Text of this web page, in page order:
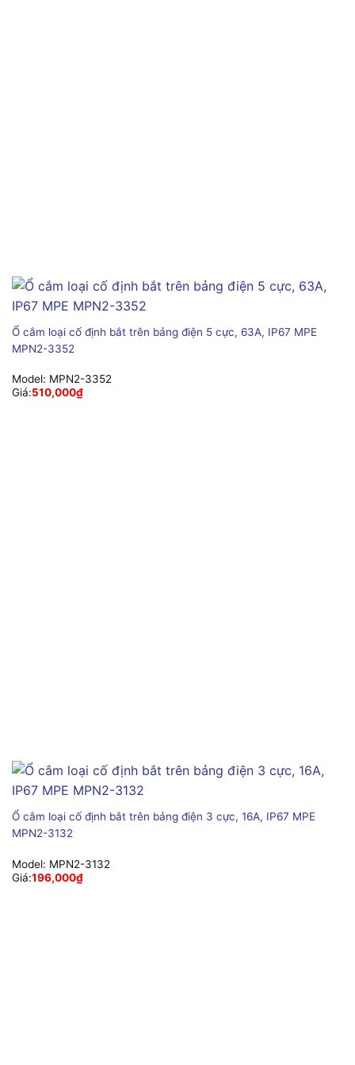
Ổ cắm loại cố định bắt trên bảng điện 5 cực, 63A, IP67 MPE
MPN2-3352
Model: MPN2-3352
Giá:510,000₫
Ổ cắm loại cố định bắt trên bảng điện 3 cực, 16A, IP67 MPE
MPN2-3132
Model: MPN2-3132
Giá:196,000₫